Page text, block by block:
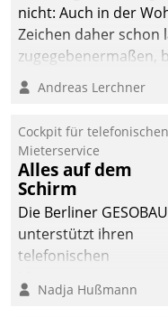
nicht: Auch in der
Zeichen daher schon
zugegebenermaßen,
Branchen.
Andreas Lerchner
Cockpit für telefonischen
Mieterservice
Alles auf dem
Schirm
Die Berliner GESOBAU
unterstützt ihren
telefonischen
digitalen Cockpit, das
Nadja Hußmann